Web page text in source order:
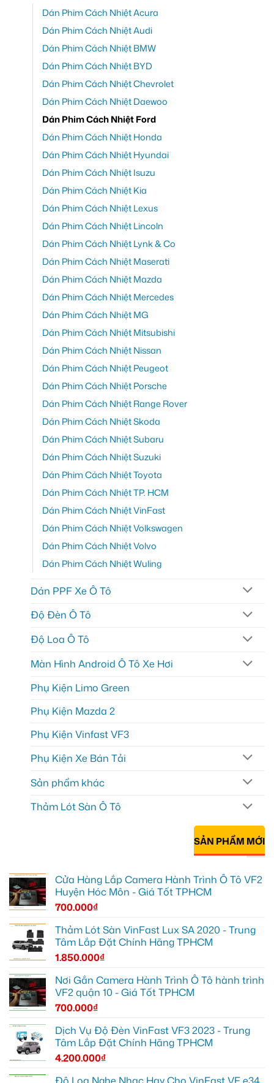
Dán Phim Cách Nhiệt Acura
Dán Phim Cách Nhiệt Audi
Dán Phim Cách Nhiệt BMW
Dán Phim Cách Nhiệt BYD
Dán Phim Cách Nhiệt Chevrolet
Dán Phim Cách Nhiệt Daewoo
Dán Phim Cách Nhiệt Ford
Dán Phim Cách Nhiệt Honda
Dán Phim Cách Nhiệt Hyundai
Dán Phim Cách Nhiệt Isuzu
Dán Phim Cách Nhiệt Kia
Dán Phim Cách Nhiệt Lexus
Dán Phim Cách Nhiệt Lincoln
Dán Phim Cách Nhiệt Lynk & Co
Dán Phim Cách Nhiệt Maserati
Dán Phim Cách Nhiệt Mazda
Dán Phim Cách Nhiệt Mercedes
Dán Phim Cách Nhiệt MG
Dán Phim Cách Nhiệt Mitsubishi
Dán Phim Cách Nhiệt Nissan
Dán Phim Cách Nhiệt Peugeot
Dán Phim Cách Nhiệt Porsche
Dán Phim Cách Nhiệt Range Rover
Dán Phim Cách Nhiệt Skoda
Dán Phim Cách Nhiệt Subaru
Dán Phim Cách Nhiệt Suzuki
Dán Phim Cách Nhiệt Toyota
Dán Phim Cách Nhiệt TP. HCM
Dán Phim Cách Nhiệt VinFast
Dán Phim Cách Nhiệt Volkswagen
Dán Phim Cách Nhiệt Volvo
Dán Phim Cách Nhiệt Wuling
Dán PPF Xe Ô Tô
Độ Đèn Ô Tô
Độ Loa Ô Tô
Màn Hình Android Ô Tô Xe Hơi
Phụ Kiện Limo Green
Phụ Kiện Mazda 2
Phụ Kiện Vinfast VF3
Phụ Kiện Xe Bán Tải
Sản phẩm khác
Thảm Lót Sàn Ô Tô
SẢN PHẨM MỚI
Cửa Hàng Lắp Camera Hành Trình Ô Tô VF2
Huyện Hóc Môn - Giá Tốt TPHCM
700.000₫
Thảm Lót Sàn VinFast Lux SA 2020 - Trung
Tâm Lắp Đặt Chính Hãng TPHCM
1.850.000₫
Nơi Gắn Camera Hành Trình Ô Tô hành trình
VF2 quận 10 - Giá Tốt TPHCM
700.000₫
Dịch Vụ Độ Đèn VinFast VF3 2023 - Trung
Tâm Lắp Đặt Chính Hãng TPHCM
4.200.000₫